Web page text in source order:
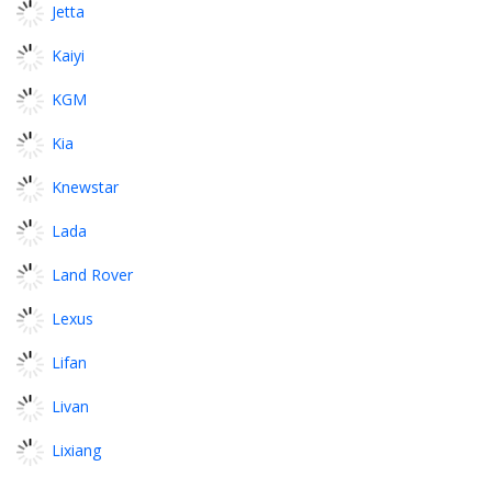
Jetta
Kaiyi
KGM
Kia
Knewstar
Lada
Land Rover
Lexus
Lifan
Livan
Lixiang